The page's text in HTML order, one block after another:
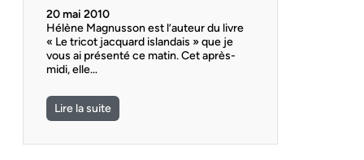
20 mai 2010
Hélène Magnusson est l’auteur du livre
« Le tricot jacquard islandais » que je
vous ai présenté ce matin. Cet après-
midi, elle…
Lire la suite